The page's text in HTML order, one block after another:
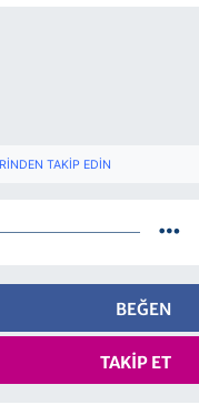
TAKIP EDIN
BEĞEN
TAKIP ET